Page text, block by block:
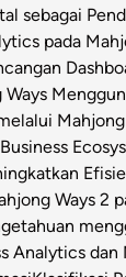
sebagai
pada
Business
Ways 2
Analytics